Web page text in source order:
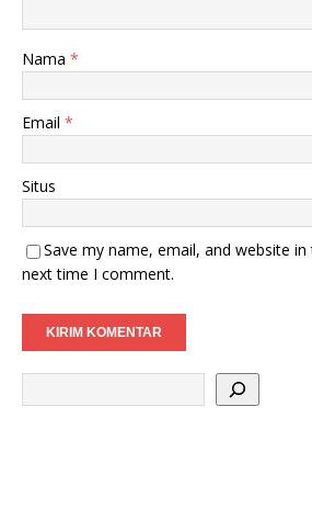
Nama *
Email *
Situs
Save my name, email, and website
next time I comment.